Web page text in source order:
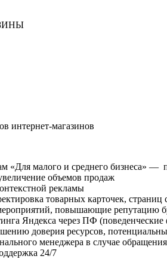
интернет-магазинов
«Для малого и среднего бизнеса» —
объемов продаж
рекламы
товарных карточек, страниц
повышающие репутацию
Яндекса через ПФ (поведенческие
доверия ресурсов,
менеджера в случае обращения
24/7